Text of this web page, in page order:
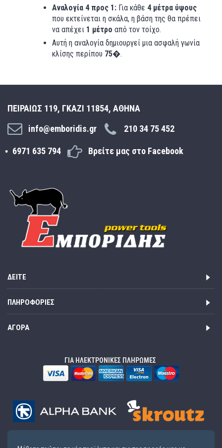
Αναλογία 4 προς 1: Για κάθε 4 μέτρα ύψους
που εκτείνεται η σκάλα, η βάση της θα πρέπει
να απέχει 1 μέτρο από τον τοίχο.
Αυτή η αναλογία δημιουργεί μια ασφαλή γωνία
κλίσης περίπου 75�.
ΠΕΙΡΑΙΩΣ 119, ΓΚΑΖΙ 11854, ΑΘΗΝΑ
info@emboridis.gr
210 34 75 452
6971 635 794 Βρείτε μας στο Facebook
ΔΕΊΤΕ
ΠΛΗΡΟΦΟΡΊΕΣ
ΑΓΟΡΆ
ΓΙΑ ΗΛΕΚΤΡΟΝΙΚΕΣ ΠΛΗΡΩΜΕΣ